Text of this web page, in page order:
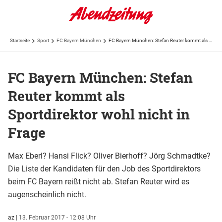
Startseite Sport FC Bayern München
FC Bayern München: Stefan
Reuter kommt als
Sportdirektor wohl nicht in
Frage
Max Eberl? Hansi Flick? Oliver Bierhoff? Jörg Schmadtke?
Die Liste der Kandidaten für den Job des Sportdirektors
beim FC Bayern reißt nicht ab. Stefan Reuter wird es
augenscheinlich nicht.
az | 13. Februar 2017 - 12:08 Uhr